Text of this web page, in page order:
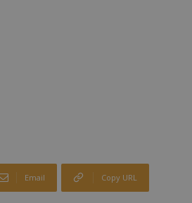
Email Copy URL